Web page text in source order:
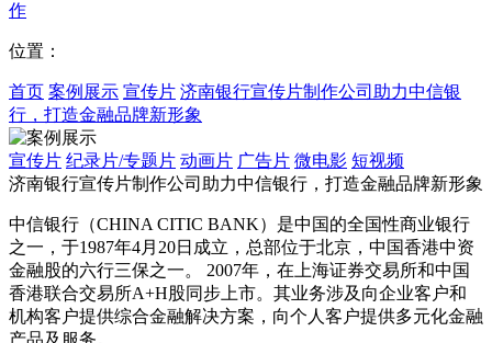
作
位置：
首页 案例展示 宣传片 济南银行宣传片制作公司助力中信银
行，打造金融品牌新形象
宣传片 纪录片/专题片 动画片 广告片 微电影 短视频
济南银行宣传片制作公司助力中信银行，打造金融品牌新形象
中信银行（CHINA CITIC BANK）是中国的全国性商业银行
之一，于1987年4月20日成立，总部位于北京，中国香港中资
金融股的六行三保之一。 2007年，在上海证券交易所和中国
香港联合交易所A+H股同步上市。其业务涉及向企业客户和
机构客户提供综合金融解决方案，向个人客户提供多元化金融
产品及服务。